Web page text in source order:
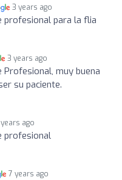
3 years ago
profesional para la flia
3 years ago
Profesional, muy buena
su paciente.
ago
profesional
7 years ago